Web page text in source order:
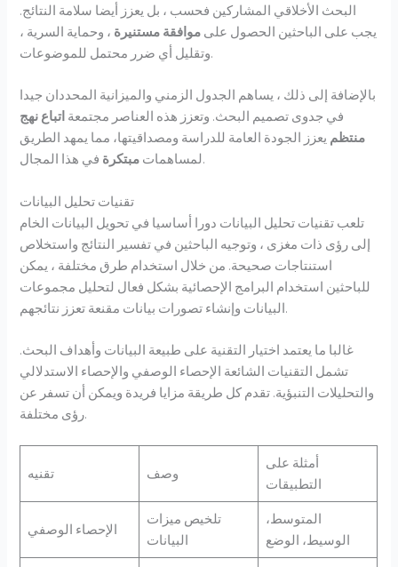
البحث الأخلاقي المشاركين فحسب ، بل يعزز أيضا سلامة النتائج.
يجب على الباحثين الحصول على موافقة مستنيرة ، وحماية السرية ،
وتقليل أي ضرر محتمل للموضوعات.
بالإضافة إلى ذلك ، يساهم الجدول الزمني والميزانية المحددان جيدا
في جدوى تصميم البحث. وتعزز هذه العناصر مجتمعة اتباع نهج
منتظم يعزز الجودة العامة للدراسة ومصداقيتها، مما يمهد الطريق
لمساهمات مبتكرة في هذا المجال.
تقنيات تحليل البيانات
تلعب تقنيات تحليل البيانات دورا أساسيا في تحويل البيانات الخام
إلى رؤى ذات مغزى ، وتوجيه الباحثين في تفسير النتائج واستخلاص
استنتاجات صحيحة. من خلال استخدام طرق مختلفة ، يمكن
للباحثين استخدام البرامج الإحصائية بشكل فعال لتحليل مجموعات
البيانات وإنشاء تصورات بيانات مقنعة تعزز نتائجهم.
غالبا ما يعتمد اختيار التقنية على طبيعة البيانات وأهداف البحث.
تشمل التقنيات الشائعة الإحصاء الوصفي والإحصاء الاستدلالي
والتحليلات التنبؤية. تقدم كل طريقة مزايا فريدة ويمكن أن تسفر عن
رؤى مختلفة.
تقنيه وصف
أمثلة على
التطبيقات
الإحصاء الوصفي
تلخيص ميزات
البيانات
المتوسط،
الوسيط، الوضع